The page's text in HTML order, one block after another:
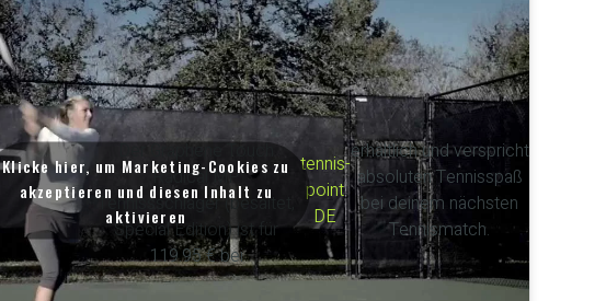
Der Graphene Touch
Radical MP
Tennissschläger (besaitet,
Special Edition) ist für
119.95 € bei
tennis-
point
DE
erhältlich und verspricht
absoluten Tennisspaß
bei deinem nächsten
Tennismatch.
Klicke hier, um Marketing-Cookies zu
akzeptieren und diesen Inhalt zu
aktivieren